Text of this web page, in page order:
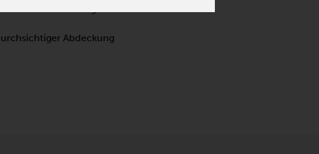
Abdeckung